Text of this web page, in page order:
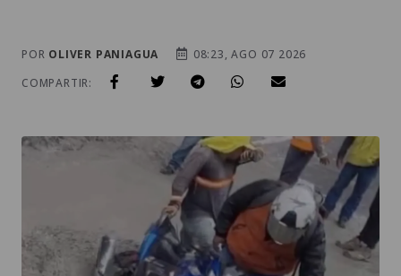
POR OLIVER PANIAGUA
08:23, AGO 07 2026
COMPARTIR: